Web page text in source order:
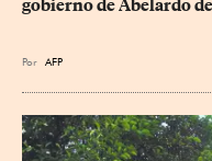
gobierno de Abelardo
Por AFP